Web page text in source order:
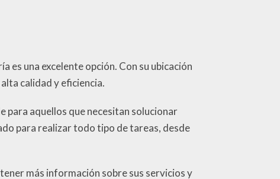
es una excelente opción. Con su ubicación
calidad y eficiencia.
para aquellos que necesitan solucionar
para realizar todo tipo de tareas, desde
más información sobre sus servicios y